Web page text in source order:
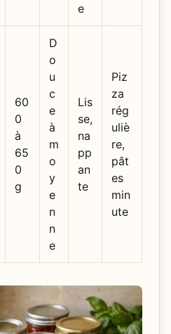
e
60
0
à
65
0
g
D
o
u
c
e
à
m
o
y
e
n
n
e
Lis
se,
na
pp
an
te
Piz
za
rég
uliè
re,
pât
es
min
ute